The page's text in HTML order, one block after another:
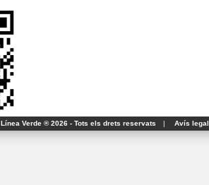
Línea Verde ® 2026 - Tots els drets reservats | Avís legal